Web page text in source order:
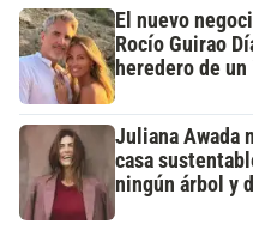
El nuevo
Rocío Guirao
heredero de
Juliana Awada
casa
ningún árbol y